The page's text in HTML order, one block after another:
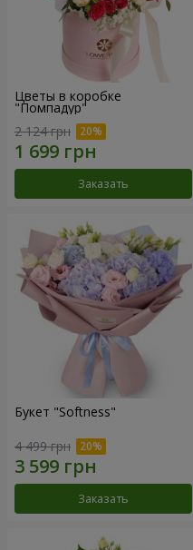
Цветы в коробке
"Помпадур"
2 124 грн
Заказать
Букет "Softness"
4 499 грн
Заказать